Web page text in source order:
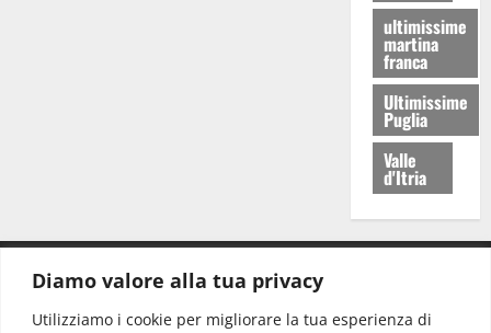
Diamo valore alla tua privacy
Utilizziamo i cookie per migliorare la tua esperienza di
ultimissime
martina
franca
Ultimissime
Puglia
Valle
d'Itria